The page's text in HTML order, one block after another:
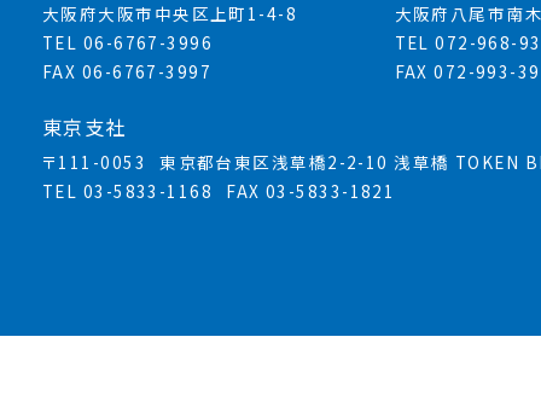
大阪府大阪市中央区上町1-4-8
TEL 06-6767-3996
FAX 06-6767-3997
大阪府八尾市南
TEL 072-968-
FAX 072-993-
東京支社
〒111-0053
東京都台東区浅草橋2-2-10 浅草橋 TOKEN
TEL 03-5833-1168
FAX 03-5833-1821